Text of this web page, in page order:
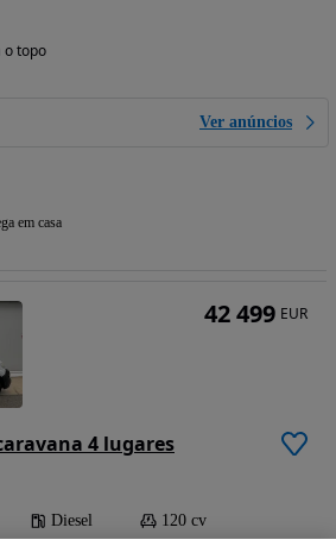
o topo
Ver anúncios
em casa
4 lugares
Diesel
120 cv
42 499 EUR